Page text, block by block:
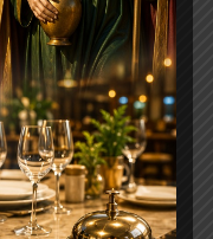
do Núcleo
de Curitiba,
este ano.